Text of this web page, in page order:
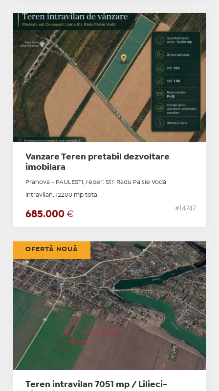
Vanzare Teren pretabil dezvoltare
imobilara
Prahova - PAULESTI, reper: Str. Radu Paisie Vodă
Intravilan, 12200 mp total
685.000 €
#14747
Teren intravilan 7051 mp / Lilieci-
OFERTĂ NOUĂ